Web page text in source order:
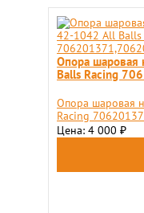
Опора шаровая
Balls Racing
Опора шаровая
Racing
Цена: 4 000 ₽